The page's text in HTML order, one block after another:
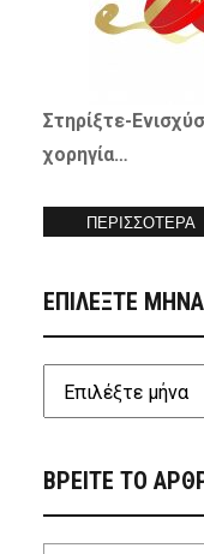
Στηρίξτε-
χορηγία…
ΠΕΡΙΣΣΟΤΕΡΑ
ΕΠΙΛΕΞΤΕ
ΒΡΕΙΤΕ ΤΟ